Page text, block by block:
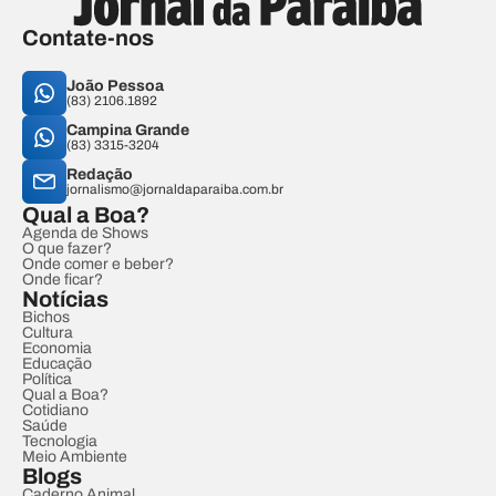
Contate-nos
João Pessoa
(83) 2106.1892
Campina Grande
(83) 3315-3204
Redação
jornalismo@jornaldaparaiba.com.br
Qual a Boa?
Agenda de Shows
O que fazer?
Onde comer e beber?
Onde ficar?
Notícias
Bichos
Cultura
Economia
Educação
Política
Qual a Boa?
Cotidiano
Saúde
Tecnologia
Meio Ambiente
Blogs